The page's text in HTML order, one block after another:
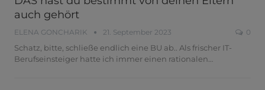
auch gehört
ELENA GONCHARIK 21. September 2023 0
Schatz, bitte, schließe endlich eine BU ab.. Als frischer IT-
Berufseinsteiger hatte ich immer einen rationalen